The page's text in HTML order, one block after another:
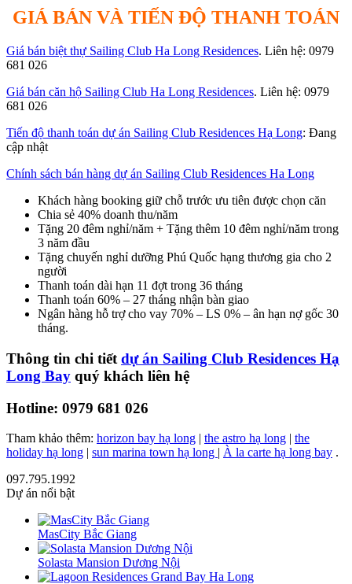
GIÁ BÁN VÀ TIẾN ĐỘ THANH TOÁN
Giá bán biệt thự Sailing Club Ha Long Residences. Liên hệ: 0979
681 026
Giá bán căn hộ Sailing Club Ha Long Residences. Liên hệ: 0979
681 026
Tiến độ thanh toán dự án Sailing Club Residences Hạ Long: Đang
cập nhật
Chính sách bán hàng dự án Sailing Club Residences Ha Long
Khách hàng booking giữ chỗ trước ưu tiên được chọn căn
Chia sẻ 40% doanh thu/năm
Tặng 20 đêm nghỉ/năm + Tặng thêm 10 đêm nghỉ/năm trong
3 năm đầu
Tặng chuyến nghỉ dưỡng Phú Quốc hạng thương gia cho 2
người
Thanh toán dài hạn 11 đợt trong 36 tháng
Thanh toán 60% – 27 tháng nhận bàn giao
Ngân hàng hỗ trợ cho vay 70% – LS 0% – ân hạn nợ gốc 30
tháng.
Thông tin chi tiết dự án Sailing Club Residences Hạ
Long Bay quý khách liên hệ
Hotline: 0979 681 026
Tham khảo thêm: horizon bay hạ long | the astro hạ long | the
holiday hạ long | sun marina town hạ long | À la carte hạ long bay .
097.795.1992
Dự án nổi bật
MasCity Bắc Giang
Solasta Mansion Dương Nội